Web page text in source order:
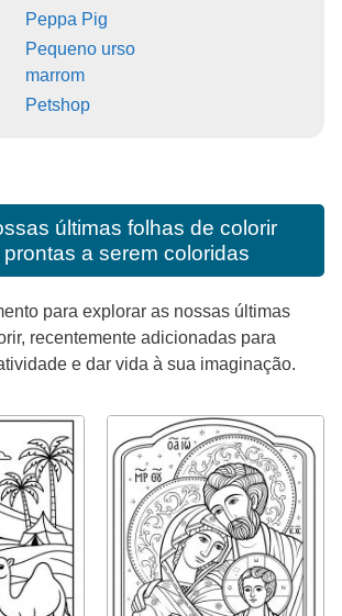
Peppa Pig
Pequeno urso
marrom
Petshop
últimas folhas de colorir
a serem coloridas
para explorar as nossas últimas
recentemente adicionadas para
e dar vida à sua imaginação.